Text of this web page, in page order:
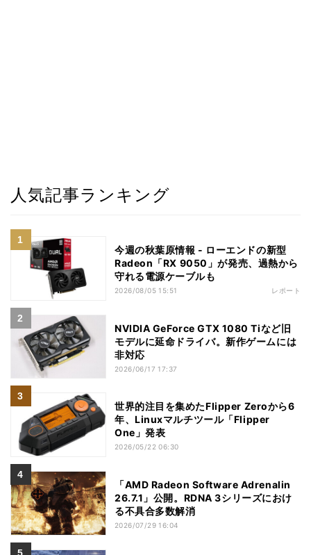
人気記事ランキング
今週の秋葉原情報 - ローエンドの新型
Radeon「RX 9050」が発売、過熱から
守れる電源ケーブルも
2026/08/05 15:51 レポート
NVIDIA GeForce GTX 1080 Tiなど旧
モデルに延命ドライバ。新作ゲームには
非対応
2026/06/17 17:37
世界的注目を集めたFlipper Zeroから6
年、Linuxマルチツール「Flipper
One」発表
2026/05/22 06:30
「AMD Radeon Software Adrenalin
26.7.1」公開。RDNA 3シリーズにおけ
る不具合多数解消
2026/07/29 16:04